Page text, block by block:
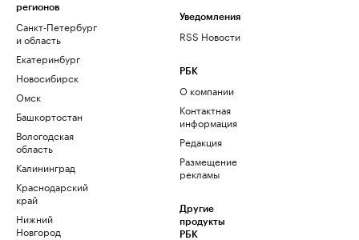
регионов
Санкт-Петербург
и область
Екатеринбург
Новосибирск
Омск
Башкортостан
Вологодская
область
Калининград
Краснодарский
край
Нижний
Новгород
Уведомления
RSS Новости
РБК
О компании
Контактная
информация
Редакция
Размещение
рекламы
Другие
продукты
РБК